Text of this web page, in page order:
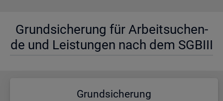
Grund­si­che­rung für Ar­beit­su­chen­
de und Leis­tun­gen nach dem SGBIII
Grund­si­che­rung